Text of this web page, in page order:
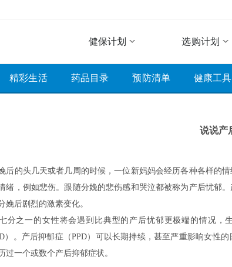
健保计划 选购计划
精彩生活 药品目录 预防清单 健康工具